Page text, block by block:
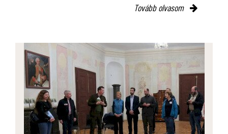
Tovább olvasom